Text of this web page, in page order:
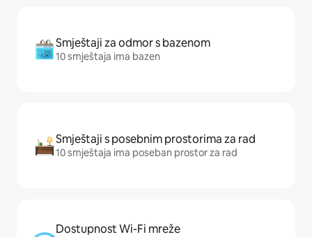
Smještaji za odmor s bazenom
10 smještaja ima bazen
Smještaji s posebnim prostorima za rad
10 smještaja ima poseban prostor za rad
Dostupnost Wi-Fi mreže